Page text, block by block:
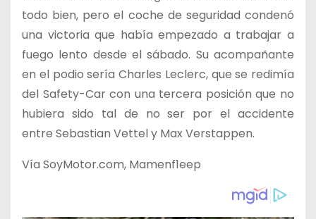
todo bien, pero el coche de seguridad condenó
una victoria que había empezado a trabajar a
fuego lento desde el sábado. Su acompañante
en el podio sería Charles Leclerc, que se redimía
del Safety-Car con una tercera posición que no
hubiera sido tal de no ser por el accidente
entre Sebastian Vettel y Max Verstappen.
Vía SoyMotor.com, Mamenf1eep